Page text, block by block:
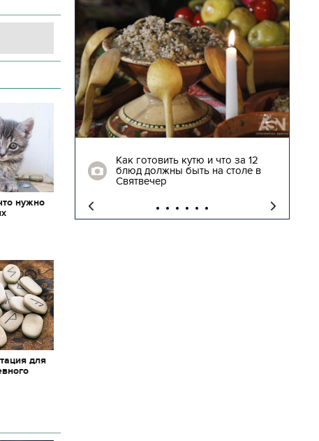
нужно
для
Как готовить кутю и что за 12
блюд должны быть на столе в
Святвечер